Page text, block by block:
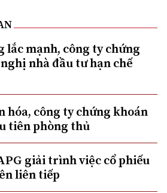
mạnh, công ty chứng
nhà đầu tư hạn chế
hóa, công ty chứng khoán
tiên phòng thủ
giải trình việc cổ phiếu
liên tiếp